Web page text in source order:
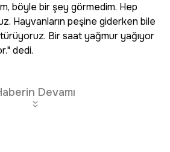
böyle bir şey görmedim. Hep
Hayvanların peşine giderken bile
Bir saat yağmur yağıyor
dedi.
Devamı